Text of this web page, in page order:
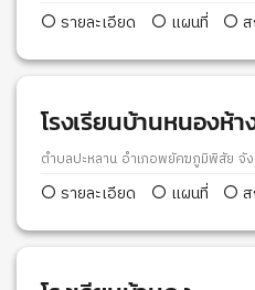
รายละเอียด แผนที่
โรงเรียนบ้านหนองห้า
ตำบลปะหลาน อำเภอพยัคฆภูมิพิสัย จั
รายละเอียด แผนที่